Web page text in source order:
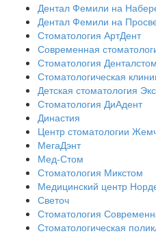
Дентал Фемили на
Дентал Фемили на
Стоматология АртДент
Современная
Стоматология Денталстом
Стоматологическая
Детская стоматология
Стоматология ДиАдент
Династия
Центр стоматологии
МегаДэнт
Мед-Стом
Стоматология Микстом
Медицинский центр
Светоч
Стоматология
Стоматологическая